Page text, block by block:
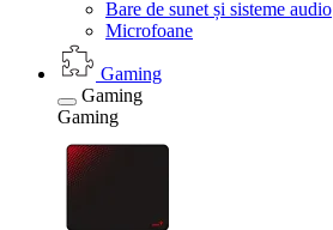
Bare de sunet și sisteme audio
Microfoane
Gaming
Gaming
Gaming